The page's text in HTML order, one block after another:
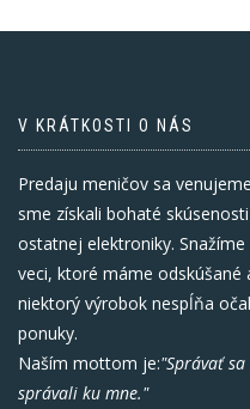
V KRÁTKOSTI O NÁS
Predaju meničov sa
sme získali bohaté
ostatnej elektroniky.
veci, ktoré máme odskúšané
niektorý výrobok nespĺňa
ponuky.
Naším mottom je:"Správať
správali ku mne."